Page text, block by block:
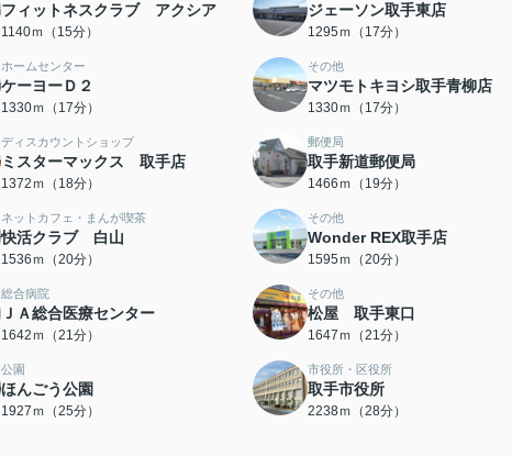
フィットネスクラブ アクシア
1140ｍ（15分）
ジェーソン取手東店
1295ｍ（17分）
ホームセンター
ケーヨーＤ２
1330ｍ（17分）
その他
マツモトキヨシ取手青柳店
1330ｍ（17分）
ディスカウントショップ
ミスターマックス 取手店
1372ｍ（18分）
郵便局
取手新道郵便局
1466ｍ（19分）
ネットカフェ・まんが喫茶
快活クラブ 白山
1536ｍ（20分）
その他
Wonder REX取手店
1595ｍ（20分）
総合病院
ＪＡ総合医療センター
1642ｍ（21分）
その他
松屋 取手東口
1647ｍ（21分）
公園
ほんごう公園
1927ｍ（25分）
市役所・区役所
取手市役所
2238ｍ（28分）